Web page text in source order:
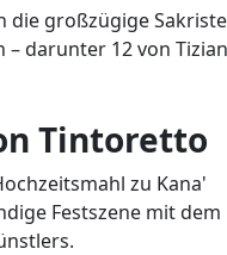
die großzügige
darunter 12 von
Tintoretto
zu Kana'
Festszene mit dem